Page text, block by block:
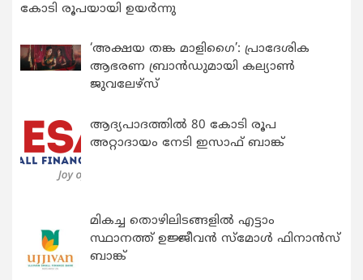
കോടി രൂപയായി ഉയർന്നു
‘അക്ഷയ തങ്ക മാളിഗൈ’: പ്രാദേശിക
ആഭരണ ബ്രാന്‍ഡുമായി കല്യാണ്‍
ജുവലേഴ്‌സ്
ആദ്യപാദത്തിൽ 80 കോടി രൂപ
അറ്റാദായം നേടി ഇസാഫ് ബാങ്ക്
മികച്ച തൊഴിലിടങ്ങളിൽ എട്ടാം
സ്ഥാനത്ത് ഉജ്ജീവൻ സ്മോൾ ഫിനാൻസ്
ബാങ്ക്